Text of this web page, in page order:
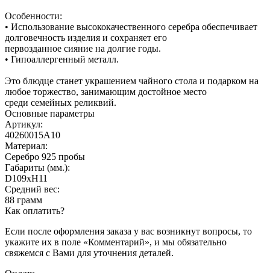
Особенности:
• Использование высококачественного серебра обеспечивает
долговечность изделия и сохраняет его
первозданное сияние на долгие годы.
• Гипоаллергенный металл.
Это блюдце станет украшением чайного стола и подарком на
любое торжество, занимающим достойное место
среди семейных реликвий.
Основные параметры
Артикул:
40260015А10
Материал:
Серебро 925 пробы
Габариты (мм.):
D109хH11
Средний вес:
88 грамм
Как оплатить?
Если после оформления заказа у вас возникнут вопросы, то
укажите их в поле «Комментарий», и мы обязательно
свяжемся с Вами для уточнения деталей.